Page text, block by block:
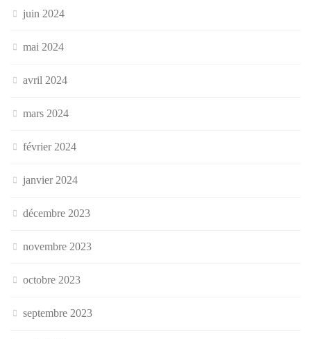
juin 2024
mai 2024
avril 2024
mars 2024
février 2024
janvier 2024
décembre 2023
novembre 2023
octobre 2023
septembre 2023